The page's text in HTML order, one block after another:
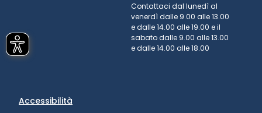
Contattaci dal lunedì al
venerdì dalle 9.00 alle 13.00
e dalle 14.00 alle 19.00 e il
sabato dalle 9.00 alle 13.00
e dalle 14.00 alle 18.00
Accessibilità